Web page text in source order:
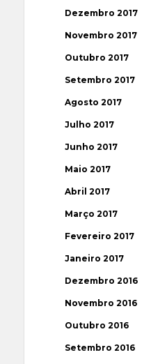
Dezembro 2017
Novembro 2017
Outubro 2017
Setembro 2017
Agosto 2017
Julho 2017
Junho 2017
Maio 2017
Abril 2017
Março 2017
Fevereiro 2017
Janeiro 2017
Dezembro 2016
Novembro 2016
Outubro 2016
Setembro 2016